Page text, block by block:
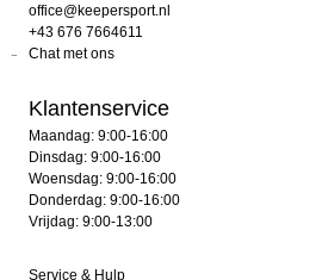
office@keepersport.nl
+43 676 7664611
Chat met ons
Klantenservice
Maandag: 9:00-16:00
Dinsdag: 9:00-16:00
Woensdag: 9:00-16:00
Donderdag: 9:00-16:00
Vrijdag: 9:00-13:00
Service & Hulp